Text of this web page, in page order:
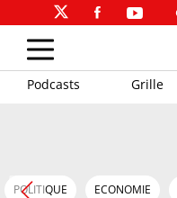
Podcasts Grille
POLITIQUE ECONOMIE